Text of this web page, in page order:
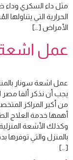
مثل داء السكري وداء
الحرارية التي
الأمراض […]
عمل اشعة
عمل اشعة سونار
يجب أن نذكر ألفا مصر
من أكبر المراكز
أهمها خدمة العلاج
وكذلك الأشعة
بالمنزل والتي
[…]